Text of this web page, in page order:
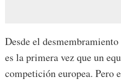
Desde el
es la primera vez que un
competición europea. Pero